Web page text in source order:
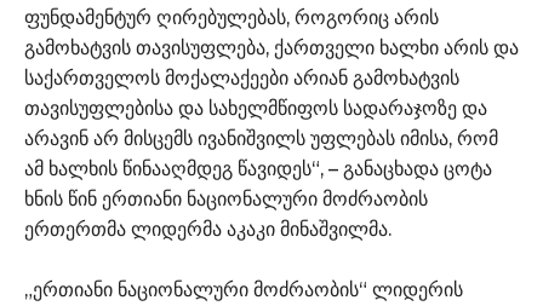
ფუნდამენტურ ღირებულებას, როგორიც არის
გამოხატვის თავისუფლება, ქართველი ხალხი არის და
საქართველოს მოქალაქეები არიან გამოხატვის
თავისუფლებისა და სახელმწიფოს სადარაჯოზე და
არავინ არ მისცემს ივანიშვილს უფლებას იმისა, რომ
ამ ხალხის წინააღმდეგ წავიდეს“, – განაცხადა ცოტა
ხნის წინ ერთიანი ნაციონალური მოძრაობის
ერთერთმა ლიდერმა აკაკი მინაშვილმა.
„ერთიანი ნაციონალური მოძრაობის“ ლიდერის